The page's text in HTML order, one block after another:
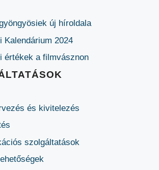
új híroldala
Kalendárium 2024
értékek a filmvásznon
és kivitelezés
szolgáltatások